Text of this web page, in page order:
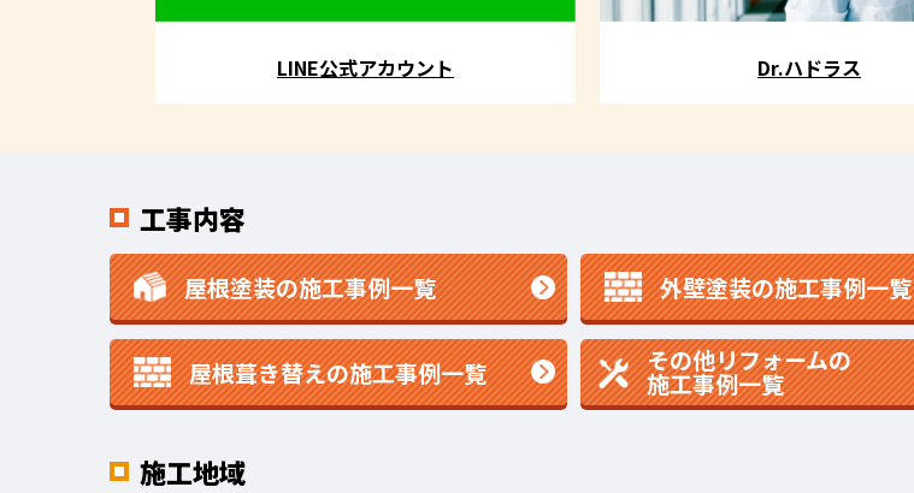
LINE公式アカウント Dr.ハドラス
工事内容
屋根塗装の施工事例一覧 外壁塗装の施工事例一覧
屋根葺き替えの施工事例一覧 その他リフォームの
施工事例一覧
施工地域